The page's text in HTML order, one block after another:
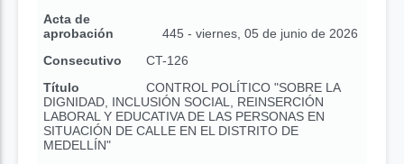
Acta de
aprobación
445 - viernes, 05 de junio de 2026
Consecutivo
CT-126
Título
CONTROL POLÍTICO "SOBRE LA
DIGNIDAD, INCLUSIÓN SOCIAL, REINSERCIÓN
LABORAL Y EDUCATIVA DE LAS PERSONAS EN
SITUACIÓN DE CALLE EN EL DISTRITO DE
MEDELLÍN"